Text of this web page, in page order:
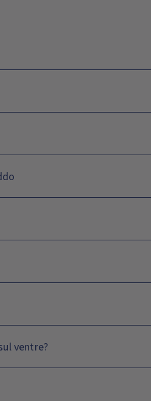
ventre?